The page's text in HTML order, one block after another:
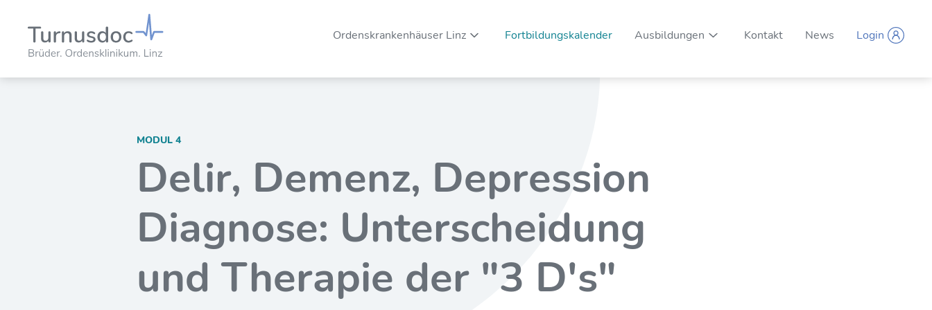
Ordenskrankenhäuser Linz Unternavigation ein-/ausblenden
Fortbildungskalender Ausbildungen Unternavigation ein-/ausblenden
Kontakt News Login
MODUL 4
Delir, Demenz, Depression
Diagnose: Unterscheidung
und Therapie der "3 D's"